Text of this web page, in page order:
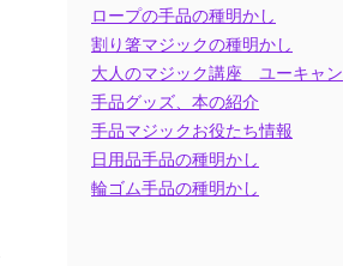
ロープの手品の種明かし
割り箸マジックの種明かし
大人のマジック講座 ユーキャン
手品グッズ、本の紹介
手品マジックお役たち情報
日用品手品の種明かし
輪ゴム手品の種明かし